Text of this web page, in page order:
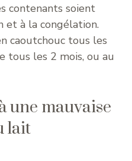
contenants soient
et à la congélation.
caoutchouc tous les
tous les 2 mois, ou au
une mauvaise
lait